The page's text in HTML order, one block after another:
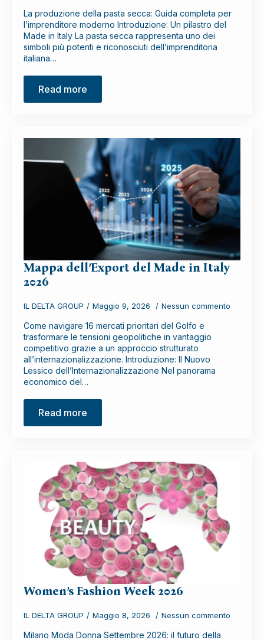
La produzione della pasta secca: Guida completa per
l’imprenditore moderno Introduzione: Un pilastro del
Made in Italy La pasta secca rappresenta uno dei
simboli più potenti e riconosciuti dell’imprenditoria
italiana…
Read more
Mappa dell’Export del Made in Italy
2026
IL DELTA GROUP Maggio 9, 2026 Nessun commento
Come navigare 16 mercati prioritari del Golfo e
trasformare le tensioni geopolitiche in vantaggio
competitivo grazie a un approccio strutturato
all’internazionalizzazione. Introduzione: Il Nuovo
Lessico dell’Internazionalizzazione Nel panorama
economico del…
Read more
Women’s Fashion Week 2026
IL DELTA GROUP Maggio 8, 2026 Nessun commento
Milano Moda Donna Settembre 2026: il futuro della